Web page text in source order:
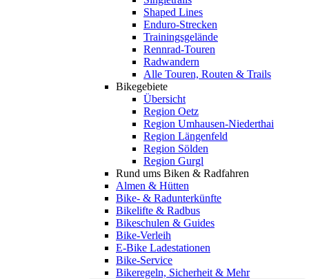
Shaped Lines
Enduro-Strecken
Trainingsgelände
Rennrad-Touren
Radwandern
Alle Touren, Routen & Trails
Bikegebiete
Übersicht
Region Oetz
Region Umhausen-Niederthai
Region Längenfeld
Region Sölden
Region Gurgl
Rund ums Biken & Radfahren
Almen & Hütten
Bike- & Radunterkünfte
Bikelifte & Radbus
Bikeschulen & Guides
Bike-Verleih
E-Bike Ladestationen
Bike-Service
Bikeregeln, Sicherheit & Mehr